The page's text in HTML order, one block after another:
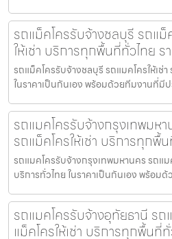
รถแม็คโครรับจ้างชลบุรี รถแม็
ให้เช่า บริการทุกพื้นที่ทั่วไทย ร
รถแม็คโครรับจ้างชลบุรี รถแมคโครให้เช่
ในราคาเป็นกันเอง พร้อมด้วยทีมงานที่มี
รถแมคโครรับจ้างกรุงเทพมห
รถแม็คโครให้เช่า บริการทุกพื้
รถแมคโครรับจ้างกรุงเทพมหานคร รถแม
บริการทั่วไทย ในราคาเป็นกันเอง พร้อม
รถแมคโครรับจ้างอุทัยธานี รถ
แม็คโครให้เช่า บริการทุกพื้นที่